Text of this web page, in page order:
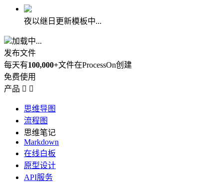
夜以继日更新模板中...
加载中...
发布文件
每天有100,000+文件在ProcessOn创建
免费使用
产品  
思维导图
流程图
思维笔记
Markdown
在线白板
原型设计
API服务